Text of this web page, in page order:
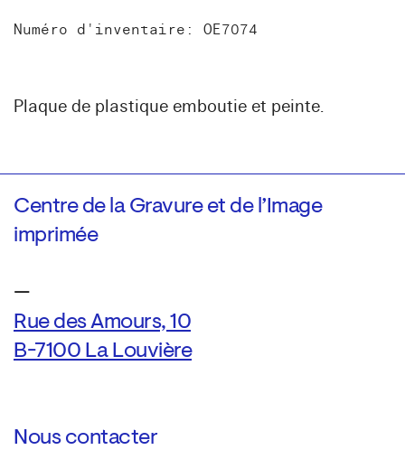
Numéro d'inventaire: OE7074
Plaque de plastique emboutie et peinte.
Centre de la Gravure et de l’Image
imprimée
—
Rue des Amours, 10
B-7100 La Louvière
Nous contacter